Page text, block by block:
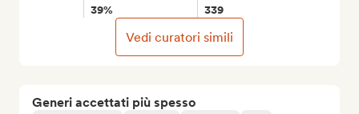
Generi accettati più spesso
39% 339
Vedi curatori simili